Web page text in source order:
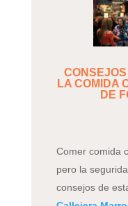
LA COMIDA
DE
Comer comida
pero la
consejos de